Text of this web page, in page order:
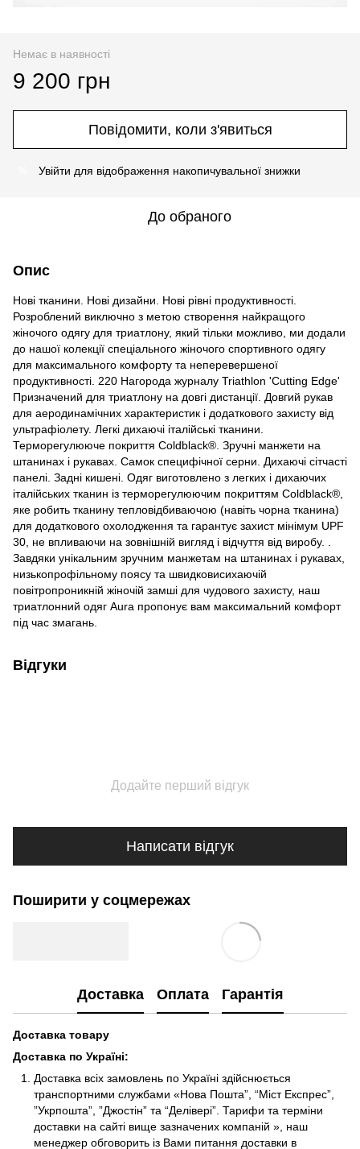
Немає в наявності
9 200 грн
Повідомити, коли з'явиться
Увійти для відображення накопичувальної знижки
До обраного
Опис
Нові тканини. Нові дизайни. Нові рівні продуктивності.
Розроблений виключно з метою створення найкращого
жіночого одягу для триатлону, який тільки можливо, ми додали
до нашої колекції спеціального жіночого спортивного одягу
для максимального комфорту та неперевершеної
продуктивності. 220 Нагорода журналу Triathlon 'Cutting Edge'
Призначений для триатлону на довгі дистанції. Довгий рукав
для аеродинамічних характеристик і додаткового захисту від
ультрафіолету. Легкі дихаючі італійські тканини.
Терморегулююче покриття Coldblack®. Зручні манжети на
штанинах і рукавах. Самок специфічної серни. Дихаючі сітчасті
панелі. Задні кишені. Одяг виготовлено з легких і дихаючих
італійських тканин із терморегулюючим покриттям Coldblack®,
яке робить тканину тепловідбиваючою (навіть чорна тканина)
для додаткового охолодження та гарантує захист мінімум UPF
30, не впливаючи на зовнішній вигляд і відчуття від виробу. .
Завдяки унікальним зручним манжетам на штанинах і рукавах,
низькопрофільному поясу та швидковисихаючій
повітропроникній жіночій замші для чудового захисту, наш
триатлонний одяг Aura пропонує вам максимальний комфорт
під час змагань.
Відгуки
Додайте перший відгук
Написати відгук
Поширити у соцмережах
Доставка Оплата Гарантія
Доставка товару
Доставка по Україні:
Доставка всіх замовлень по Україні здійснюється
транспортними службами «Нова Пошта”, “Міст Експрес”,
”Укрпошта”, ”Джостін” та “Делівері”. Тарифи та терміни
доставки на сайті вище зазначених компаній », наш
менеджер обговорить із Вами питання доставки в